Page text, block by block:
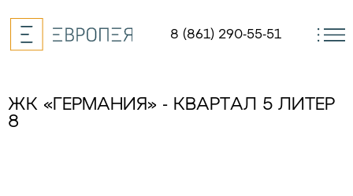
8 (861) 290-55-51
ЖК «ГЕРМАНИЯ» - КВАРТАЛ 5 ЛИТЕР
8